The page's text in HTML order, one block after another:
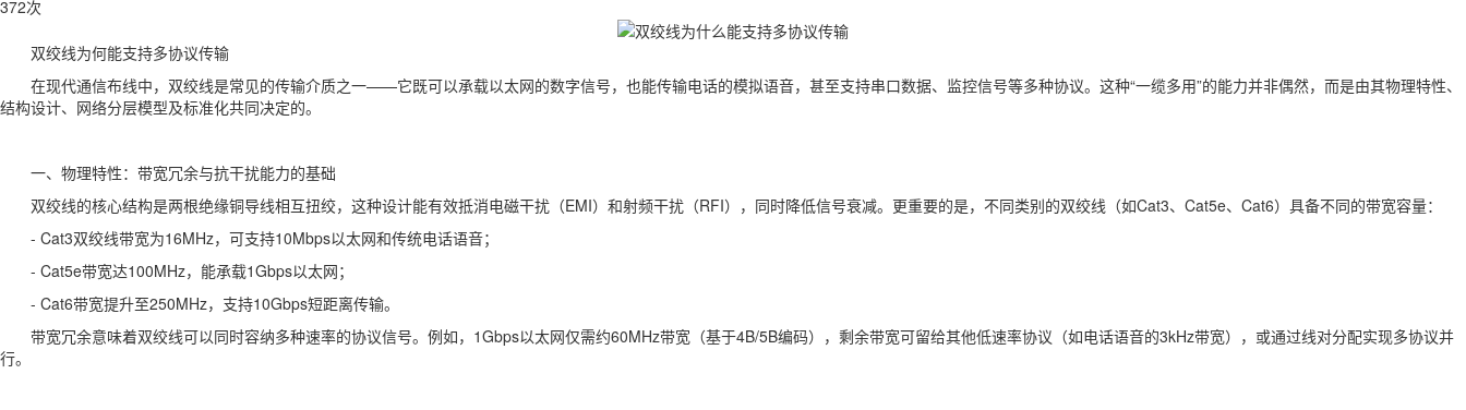
372次
双绞线为何能支持多协议传输
在现代通信布线中，双绞线是常见的传输介质之一——它既可以承载以太网的数字信号，也能传输电话的模拟语音，甚至支持串口数据、监控信号等多种协议。这种“一缆多用”的能力并非偶然，而是由其物理特性、
结构设计、网络分层模型及标准化共同决定的。
一、物理特性：带宽冗余与抗干扰能力的基础
双绞线的核心结构是两根绝缘铜导线相互扭绞，这种设计能有效抵消电磁干扰（EMI）和射频干扰（RFI），同时降低信号衰减。更重要的是，不同类别的双绞线（如Cat3、Cat5e、Cat6）具备不同的带宽容量：
- Cat3双绞线带宽为16MHz，可支持10Mbps以太网和传统电话语音；
- Cat5e带宽达100MHz，能承载1Gbps以太网；
- Cat6带宽提升至250MHz，支持10Gbps短距离传输。
带宽冗余意味着双绞线可以同时容纳多种速率的协议信号。例如，1Gbps以太网仅需约60MHz带宽（基于4B/5B编码），剩余带宽可留给其他低速率协议（如电话语音的3kHz带宽），或通过线对分配实现多协议并
行。